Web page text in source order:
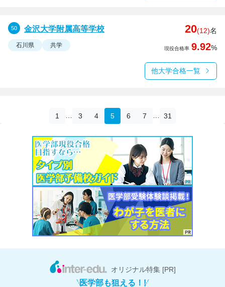
金沢大学附属高等学校 20(12)名
石川県 共学 現役合格率 9.92%
他大学合格一覧
1 … 3 4 5 6 7 … 31
オリジナル特集 [PR]
医学部も狙える！!